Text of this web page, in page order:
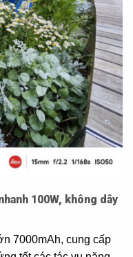
100W, không dây
7000mAh, cung cấp